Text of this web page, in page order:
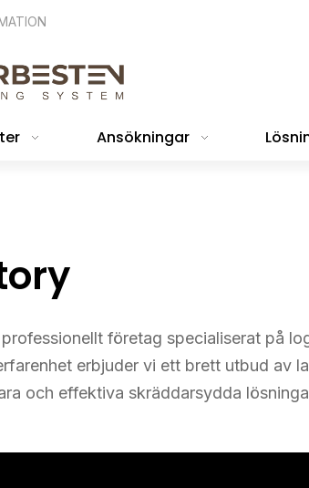
Ansökningar
professionellt företag specialiserat på
erbjuder vi ett brett utbud av
och effektiva skräddarsydda